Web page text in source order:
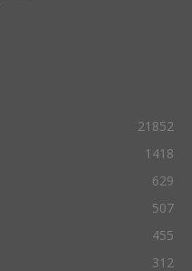
21852
1418
629
507
455
312